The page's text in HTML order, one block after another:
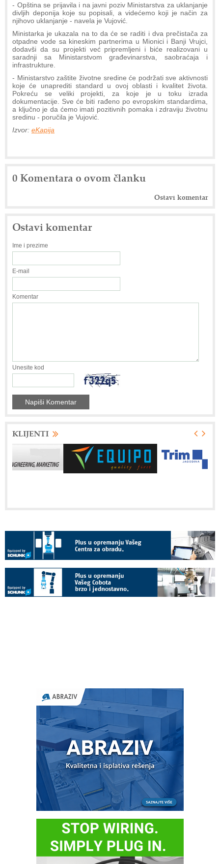
- Opština se prijavila i na javni poziv Ministarstva za uklanjanje
divljih deponija koje su popisali, a videćemo koji je način za
njihovo uklanjanje - navela je Vujović.
Ministarka je ukazala na to da će se raditi i dva prečistača za
otpadne vode sa kineskim partnerima u Mionici i Banji Vrujci,
dodavši da su projekti već pripremljeni i biće realizovani u
saradnji sa Ministarstvom građevinarstva, saobraćaja i
infrastrukture.
- Ministarstvo zaštite životne sredine će podržati sve aktivnosti
koje će unaprediti standard u ovoj oblasti i kvalitet života.
Pokreću se veliki projekti, za koje je u toku izrada
dokumentacije. Sve će biti rađeno po evropskim standardima,
a ključno je da ćemo imati pozitivnih pomaka i zdraviju životnu
sredinu - poručila je Vujović.
Izvor: eKapija
0 Komentara o ovom članku
Ostavi komentar
Ostavi komentar
Ime i prezime
E-mail
Komentar
Unesite kod
KLIJENTI